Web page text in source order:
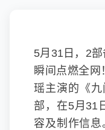
5月31日，2部
瞬间点燃全
瑶主演的《
部，在5月31
容及制作信息